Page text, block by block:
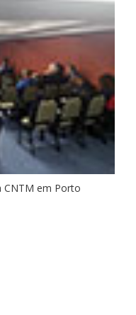
CNTM em Porto